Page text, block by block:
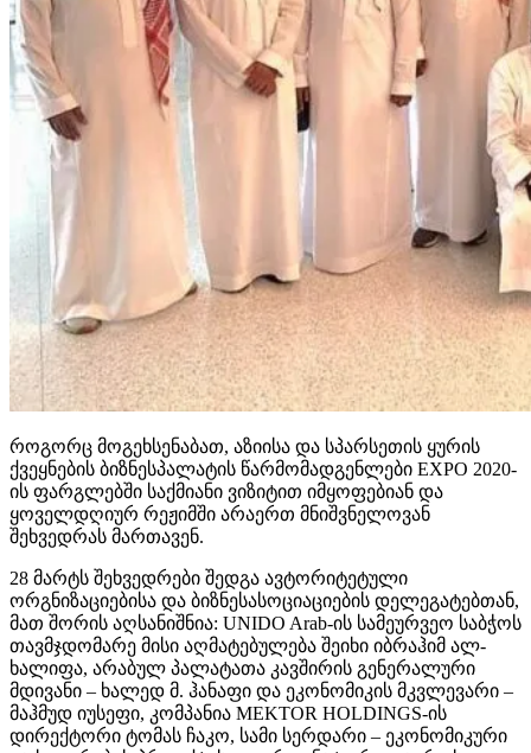
როგორც მოგეხსენაბათ, აზიისა და სპარსეთის ყურის
ქვეყნების ბიზნესპალატის წარმომადგენლები EXPO 2020-
ის ფარგლებში საქმიანი ვიზიტით იმყოფებიან და
ყოველდღიურ რეჟიმში არაერთ მნიშვნელოვან
შეხვედრას მართავენ.
28 მარტს შეხვედრები შედგა ავტორიტეტული
ორგნიზაციებისა და ბიზნესასოციაციების დელეგატებთან,
მათ შორის აღსანიშნია: UNIDO Arab-ის სამეურვეო საბჭოს
თავმჯდომარე მისი აღმატებულება შეიხი იბრაჰიმ ალ-
ხალიფა, არაბულ პალატათა კავშირის გენერალური
მდივანი – ხალედ მ. ჰანაფი და ეკონომიკის მკვლევარი –
მაჰმუდ იუსეფი, კომპანია MEKTOR HOLDINGS-ის
დირექტორი ტომას ჩაკო, სამი სერდარი – ეკონომიკური